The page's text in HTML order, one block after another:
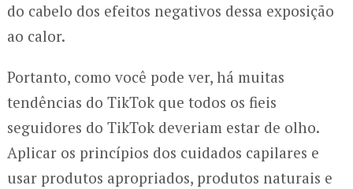
do cabelo dos efeitos negativos dessa exposição
ao calor.
Portanto, como você pode ver, há muitas
tendências do TikTok que todos os fieis
seguidores do TikTok deveriam estar de olho.
Aplicar os princípios dos cuidados capilares e
usar produtos apropriados, produtos naturais e